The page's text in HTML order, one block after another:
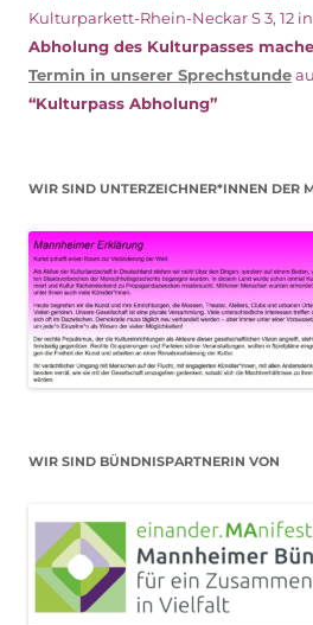
Kulturparkett-Rhein-Neckar S 3, 12
Abholung des Kulturpasses
Termin in unserer Sprechstunde
“Kulturpass Abholung”
WIR SIND UNTERZEICHNER*INNEN DER
WIR SIND BÜNDNISPARTNERIN VON